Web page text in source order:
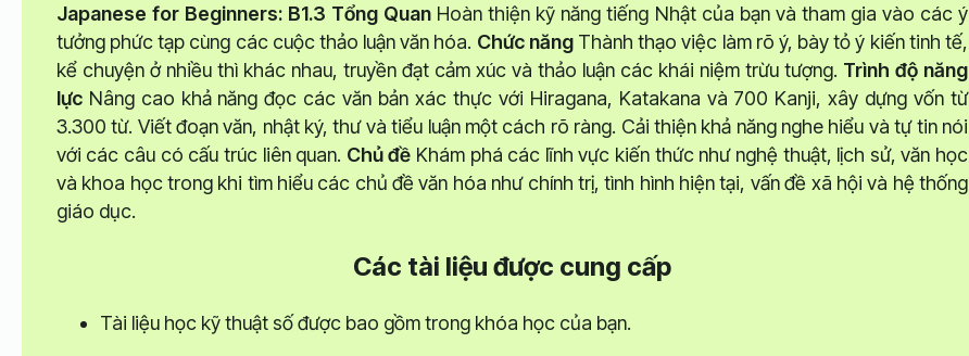
Japanese for Beginners: B1.3 Tổng Quan Hoàn thiện kỹ năng tiếng Nhật của bạn và tham gia vào các ý
tưởng phức tạp cùng các cuộc thảo luận văn hóa. Chức năngThành thạo việc làm rõ ý, bày tỏ ý kiến tinh tế,
kể chuyện ở nhiều thì khác nhau, truyền đạt cảm xúc và thảo luận các khái niệm trừu tượng. Trình độ năng
lựcNâng cao khả năng đọc các văn bản xác thực với Hiragana, Katakana và 700 Kanji, xây dựng vốn từ
3.300 từ. Viết đoạn văn, nhật ký, thư và tiểu luận một cách rõ ràng. Cải thiện khả năng nghe hiểu và tự tin nói
với các câu có cấu trúc liên quan. Chủ đề Khám phá các lĩnh vực kiến thức như nghệ thuật, lịch sử, văn học
và khoa học trong khi tìm hiểu các chủ đề văn hóa như chính trị, tình hình hiện tại, vấn đề xã hội và hệ thống
giáo dục.
Các tài liệu được cung cấp
Tài liệu học kỹ thuật số được bao gồm trong khóa học của bạn.